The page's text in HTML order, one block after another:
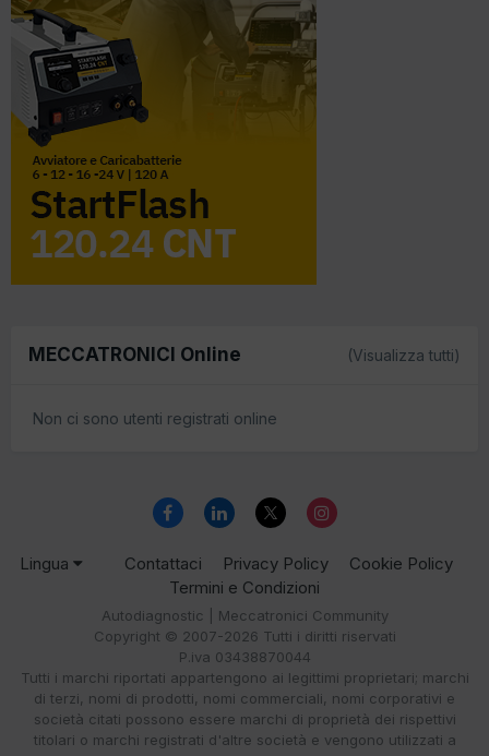
MECCATRONICI Online (Visualizza tutti)
Non ci sono utenti registrati online
Lingua Contattaci Privacy Policy
Cookie Policy
Termini e Condizioni
Autodiagnostic | Meccatronici Community
Copyright © 2007-2026 Tutti i diritti riservati
P.iva 03438870044
Tutti i marchi riportati appartengono ai legittimi proprietari; marchi
di terzi, nomi di prodotti, nomi commerciali, nomi corporativi e
società citati possono essere marchi di proprietà dei rispettivi
titolari o marchi registrati d'altre società e vengono utilizzati a